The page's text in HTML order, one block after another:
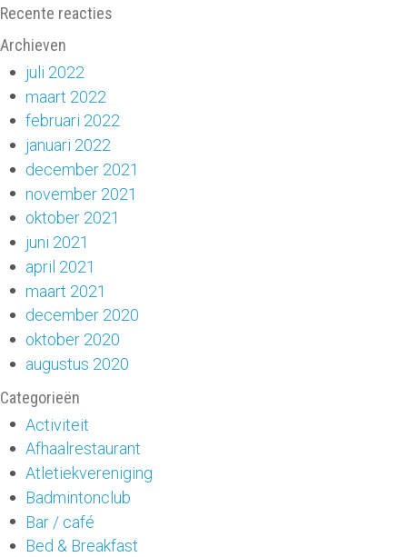
Recente reacties
Archieven
juli 2022
maart 2022
februari 2022
januari 2022
december 2021
november 2021
oktober 2021
juni 2021
april 2021
maart 2021
december 2020
oktober 2020
augustus 2020
Categorieën
Activiteit
Afhaalrestaurant
Atletiekvereniging
Badmintonclub
Bar / café
Bed & Breakfast